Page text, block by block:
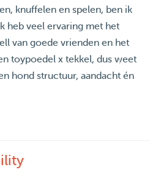
knuffelen en spelen, ben ik
heb veel ervaring met het
van goede vrienden en het
toypoedel x tekkel, dus weet
hond structuur, aandacht én
zijn voor mij geen